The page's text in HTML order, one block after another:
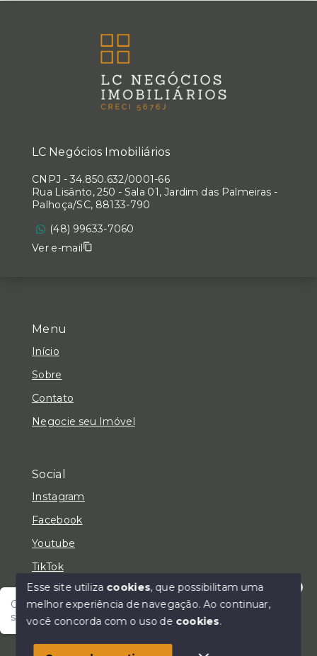
Olá! Fale com um de nossos corretores e encontre
seu lar!
Menu
Início
Sobre
Contato
Negocie seu Imóvel
Social
Instagram
Facebook
Youtube
TikTok
© Copyright 2026 - LC Negócios Imobiliários - Todos
LC Negócios Imobiliários
CNPJ - 34.850.632/0001-66
Rua Lisânto, 250 - Sala 01, Jardim das Palmeiras -
Palhoça/SC, 88133-790
(48) 99633-7060
Ver e-mail
Esse site utiliza cookies, que possibilitam uma
melhor experiência de navegação.Ao continuar,
você concorda com o uso de cookies.